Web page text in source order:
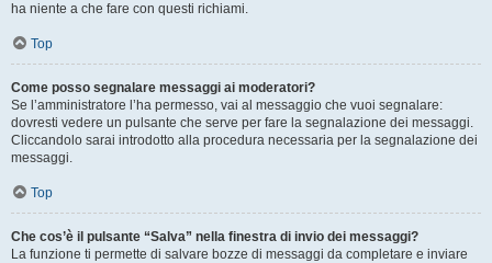
ha niente a che fare con questi richiami.
Top
Come posso segnalare messaggi ai moderatori?
Se l’amministratore l’ha permesso, vai al messaggio che vuoi segnalare:
dovresti vedere un pulsante che serve per fare la segnalazione dei messaggi.
Cliccandolo sarai introdotto alla procedura necessaria per la segnalazione dei
messaggi.
Top
Che cos’è il pulsante “Salva” nella finestra di invio dei messaggi?
La funzione ti permette di salvare bozze di messaggi da completare e inviare